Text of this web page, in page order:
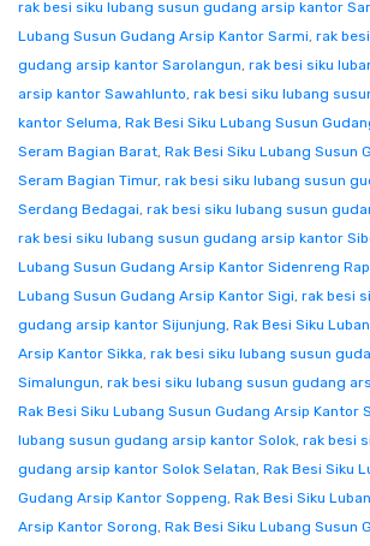
rak besi siku lubang susun gudang arsip kantor
Lubang Susun Gudang Arsip Kantor Sarmi, rak
gudang arsip kantor Sarolangun, rak besi siku
arsip kantor Sawahlunto, rak besi siku lubang
kantor Seluma, Rak Besi Siku Lubang Susun
Seram Bagian Barat, Rak Besi Siku Lubang Susun
Seram Bagian Timur, rak besi siku lubang susun
Serdang Bedagai, rak besi siku lubang susun
rak besi siku lubang susun gudang arsip kantor
Lubang Susun Gudang Arsip Kantor Sidenreng
Lubang Susun Gudang Arsip Kantor Sigi, rak besi
gudang arsip kantor Sijunjung, Rak Besi Siku
Arsip Kantor Sikka, rak besi siku lubang susun
Simalungun, rak besi siku lubang susun gudang
Rak Besi Siku Lubang Susun Gudang Arsip Kantor
lubang susun gudang arsip kantor Solok, rak besi
gudang arsip kantor Solok Selatan, Rak Besi Siku
Gudang Arsip Kantor Soppeng, Rak Besi Siku
Arsip Kantor Sorong, Rak Besi Siku Lubang Susun